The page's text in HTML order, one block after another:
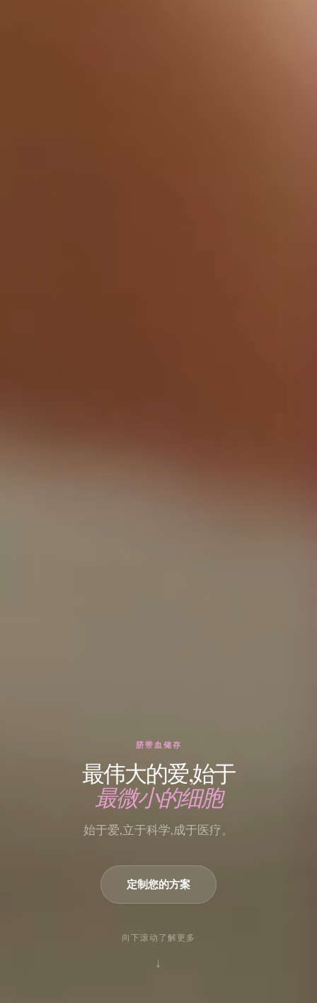
脐带血储存
最伟大的爱,始于
最微小的细胞
始于爱,立于科学,成于医疗。
定制您的方案
向下滚动了解更多
↓